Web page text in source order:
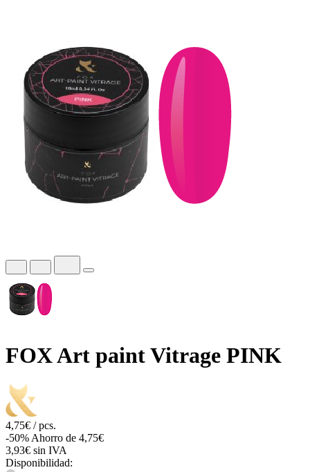
FOX Art paint Vitrage PINK
4,75€ / pcs.
-50% Ahorro de 4,75€
3,93€ sin IVA
Disponibilidad: